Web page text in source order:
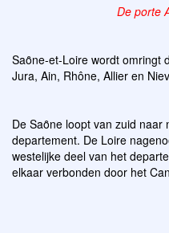
De porte
Saȏne-et-Loire wordt omringt
Jura, Ain, Rhône, Allier en
De Saȏne loopt van zuid naar
departement. De Loire
westelijke deel van het
elkaar verbonden door het